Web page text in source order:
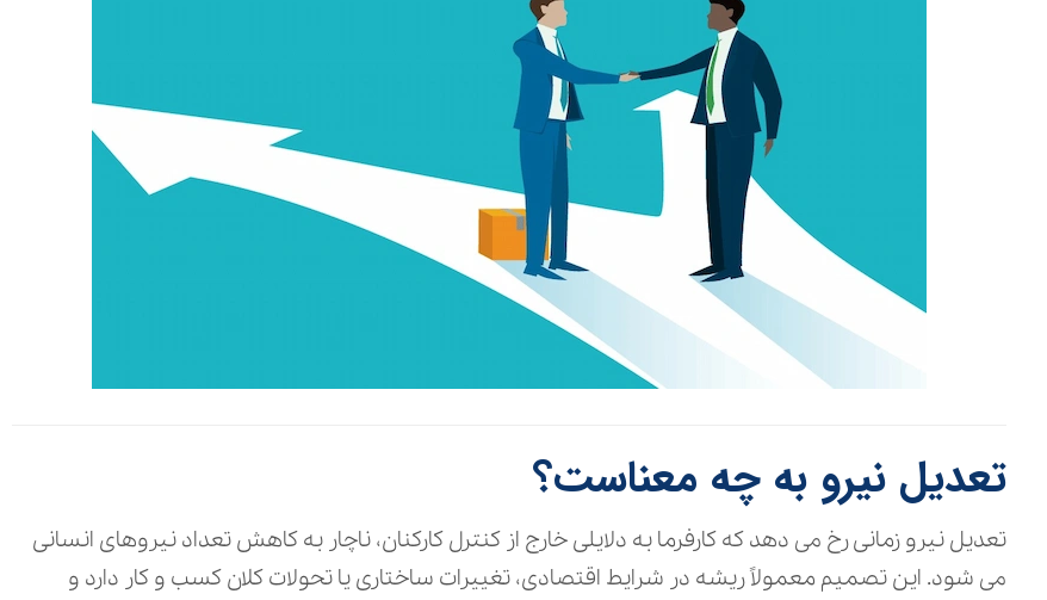
تعدیل نیرو به چه معناست؟
تعدیل نیرو زمانی رخ می‌ دهد که کارفرما به دلایلی خارج از کنترل کارکنان، ناچار به کاهش تعداد نیروهای انسانی
می‌ شود. این تصمیم معمولاً ریشه در شرایط اقتصادی، تغییرات ساختاری یا تحولات کلان کسب‌ و کار دارد و